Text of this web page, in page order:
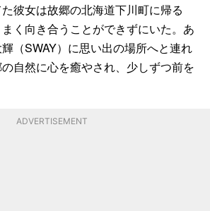
彼女は故郷の北海道下川町に帰る
く向き合うことができずにいた。あ
（SWAY）に思い出の場所へと連れ
自然に心を癒やされ、少しずつ前を
ADVERTISEMENT